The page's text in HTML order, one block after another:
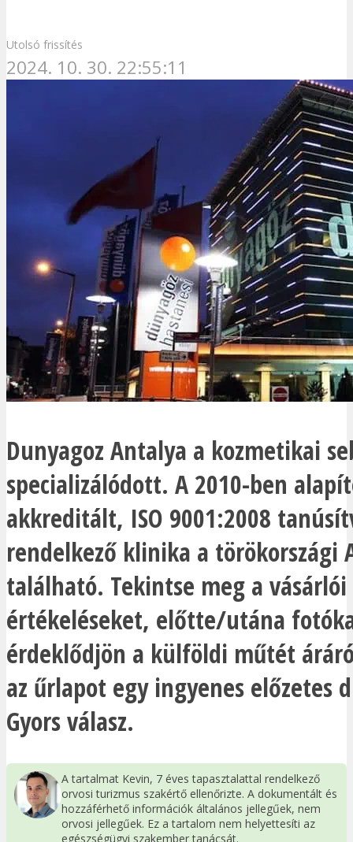
Utolsó frissítés
2024. 10. 30. 22:55:11
Dunyagoz Antalya a kozmetikai
specializálódott. A 2010-ben
akkreditált, ISO 9001:2008
rendelkező klinika a törökországi
található. Tekintse meg a vásárlói
értékeléseket, előtte/utána
érdeklődjön a külföldi műtét
az űrlapot egy ingyenes előzetes
Gyors válasz.
A tartalmat Kevin, 7 éves tapasztalattal rendelkező
orvosi turizmus szakértő ellenőrizte. A dokumentált és
hozzáférhető információk általános jellegűek, nem
orvosi jellegűek. Ez a tartalom nem helyettesíti az
egészségügyi szakember tanácsát.